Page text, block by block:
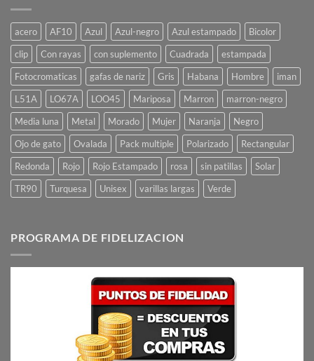
acero AF10 Azul Azul-negro Azul estampado
Bicolor
clip
Con rayas con suplemento Cuadrada
estampada
Fotocromaticas
gafas de nariz Gris Habana Hombre
iman
L51A
LO67A LOO45 Mariposa Marron
marron-negro
Media luna
Metal Morado Mujer Naranja
Negro
Ojo de gato
Ovalada Pack multiple Polarizado
Rectangular
Redonda
Rojo Rojo Estampado rosa sin patillas
Solar
TR90
Turquesa Unisex varillas largas Verde
PROGRAMA DE FIDELIZACION